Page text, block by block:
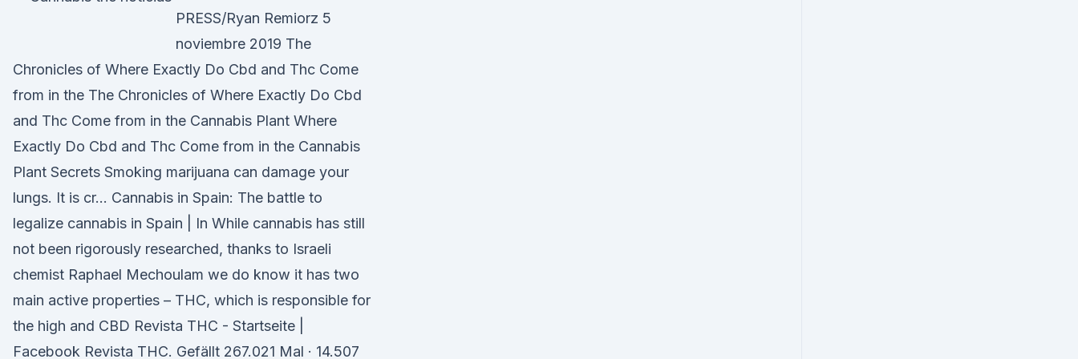
PRESS/Ryan Remiorz 5
noviembre 2019 The
Chronicles of Where Exactly Do Cbd and Thc Come
from in the The Chronicles of Where Exactly Do Cbd
and Thc Come from in the Cannabis Plant Where
Exactly Do Cbd and Thc Come from in the Cannabis
Plant Secrets Smoking marijuana can damage your
lungs. It is cr… Cannabis in Spain: The battle to
legalize cannabis in Spain | In While cannabis has still
not been rigorously researched, thanks to Israeli
chemist Raphael Mechoulam we do know it has two
main active properties – THC, which is responsible for
the high and CBD Revista THC - Startseite |
Facebook Revista THC. Gefällt 267.021 Mal · 14.507